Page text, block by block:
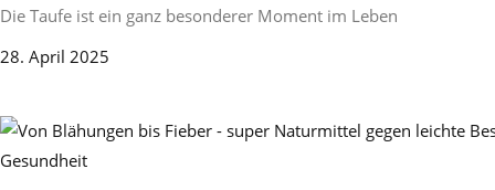
Die Taufe ist ein ganz besonderer Moment im Leben
28. April 2025
Gesundheit